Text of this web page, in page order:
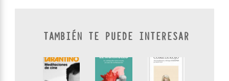
TAMBIÉN TE PUEDE INTERESAR